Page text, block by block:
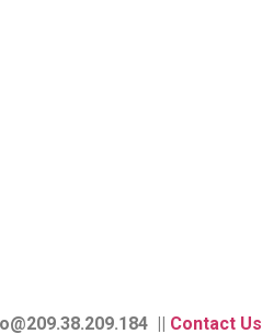
|| Contact Us